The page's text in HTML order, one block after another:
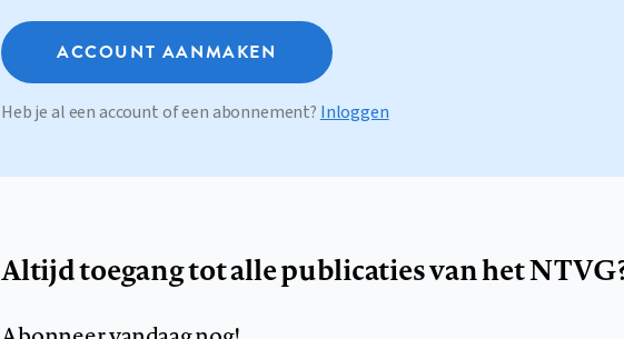
ACCOUNT AANMAKEN
Heb je al een account of een abonnement? Inloggen
Altijd toegang tot alle publicaties van het